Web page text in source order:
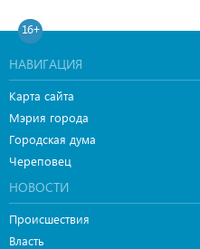
16+
НАВИГАЦИЯ
Карта сайта
Мэрия города
Городская дума
Череповец
НОВОСТИ
Происшествия
Власть